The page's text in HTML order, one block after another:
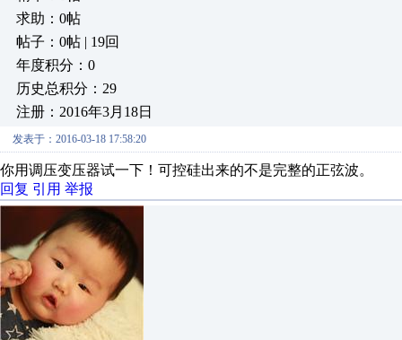
求助：0帖
帖子：0帖 | 19回
年度积分：0
历史总积分：29
注册：2016年3月18日
发表于：2016-03-18 17:58:20
你用调压变压器试一下！可控硅出来的不是完整的正弦波。
回复 引用 举报